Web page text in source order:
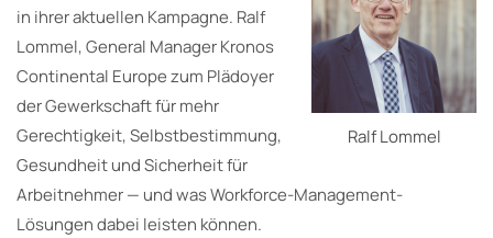
Ralf Lommel
in ihrer aktuellen Kampagne. Ralf
Lommel, General Manager Kronos
Continental Europe zum Plädoyer
der Gewerkschaft für mehr
Gerechtigkeit, Selbstbestimmung,
Gesundheit und Sicherheit für
Arbeitnehmer — und was Workforce-Management-
Lösungen dabei leisten können.